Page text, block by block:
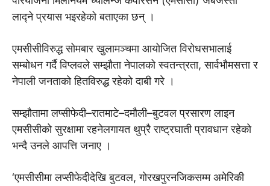
लाद्ने प्रयास भइरहेको बताएका छन् ।
एमसीसीविरुद्ध सोमबार खुलामञ्चमा आयोजित विरोधसभालाई
सम्बोधन गर्दै विप्लवले सम्झौता नेपालको स्वतन्त्रता, सार्वभौमसत्ता र
नेपाली जनताको हितविरुद्ध रहेको दाबी गरे ।
सम्झौतामा लप्सीफेदी–रातमाटे–दमौली–बुटवल प्रसारण लाइन
एमसीसीको सुरक्षामा रहनेलगायत थुप्रै राष्ट्रघाती प्रावधान रहेको
भन्दै उनले आपत्ति जनाए ।
‘एमसीसीमा लप्सीफेदीदेखि बुटवल, गोरखपुरनजिकसम्म अमेरिकी